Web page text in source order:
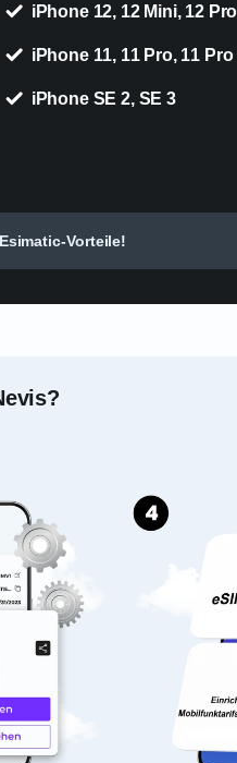
iPhone 12, 12 Mini, 12
iPhone 11, 11 Pro, 11 Pro
iPhone SE 2, SE 3
Vorteile!